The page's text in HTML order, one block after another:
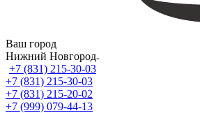
Ваш город
Нижний Новгород
+7 (831) 215-30-03
+7 (831) 215-30-03
+7 (831) 215-20-02
+7 (999) 079-44-13